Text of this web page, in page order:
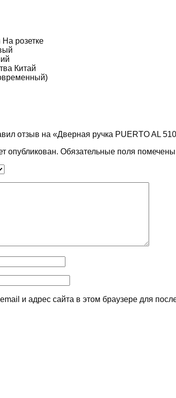
розетке
Китай
отзыв на «Дверная ручка PUERTO AL
опубликован. Обязательные поля помечены
и адрес сайта в этом браузере для